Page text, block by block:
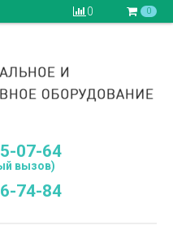
0 0
07-64
вызов)
74-84